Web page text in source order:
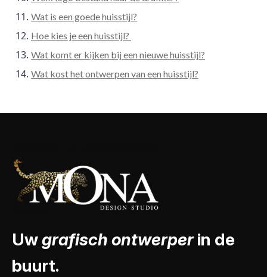
Wat is een goede huisstijl?
Hoe kies je een huisstijl?
Wat komt er kijken bij een nieuwe huisstijl?
Wat kost het ontwerpen van een huisstijl?
Uwgrafisch ontwerperin de
buurt.